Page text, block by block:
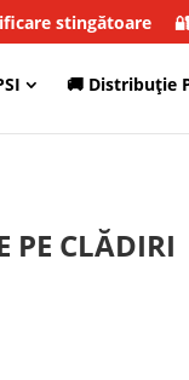
stingătoare
🚚 Distribuţie
PE CLĂDIRI